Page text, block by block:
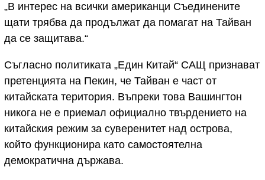
„В интерес на всички американци Съединените
щати трябва да продължат да помагат на Тайван
да се защитава.“
Съгласно политиката „Един Китай“ САЩ признават
претенцията на Пекин, че Тайван е част от
китайската територия. Въпреки това Вашингтон
никога не е приемал официално твърдението на
китайския режим за суверенитет над острова,
който функционира като самостоятелна
демократична държава.